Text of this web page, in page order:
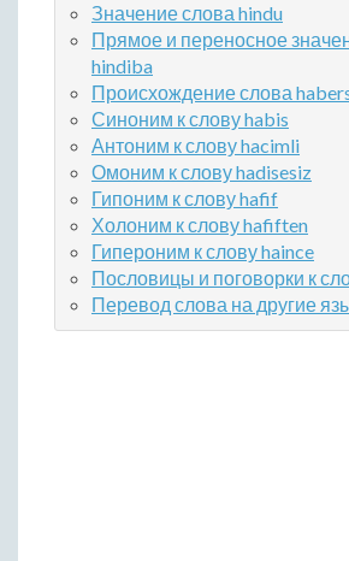
Значение слова hindu
Прямое и переносное
hindiba
Происхождение слова
Синоним к слову habis
Антоним к слову hacimli
Омоним к слову hadisesiz
Гипоним к слову hafif
Холоним к слову hafiften
Гипероним к слову haince
Пословицы и поговорки к
Перевод слова на другие